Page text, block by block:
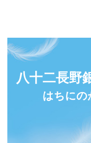
八十二長野
はちにの